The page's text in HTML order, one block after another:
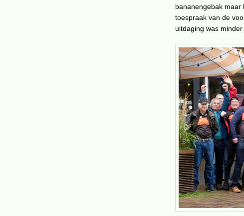
bananengebak maar
toespraak van de
uitdaging was